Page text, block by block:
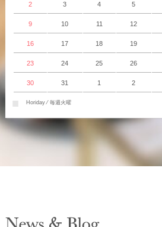
2 3 4 5
9 10 11 12
16 17 18 19
23 24 25 26
30 31 1 2
■ Horiday ⁄ 毎週火曜